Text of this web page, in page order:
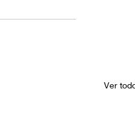
Ver